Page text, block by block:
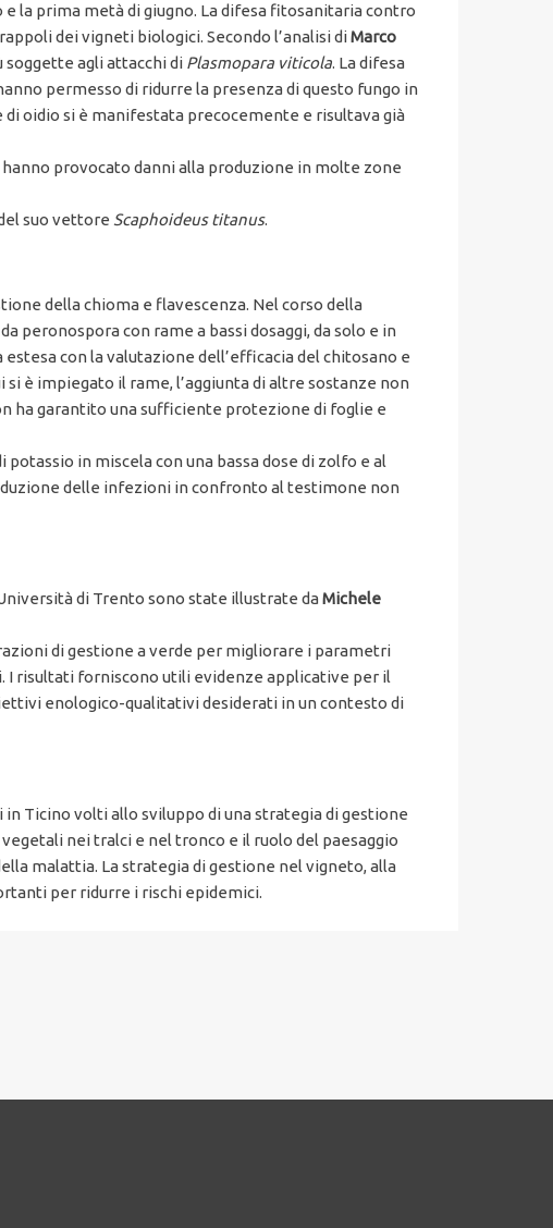
la prima metà di giugno. La difesa fitosanitaria contro
dei vigneti biologici. Secondo l’analisi diMarco
agli attacchi di Plasmopara viticola. La difesa
permesso di ridurre la presenza di questo fungo in
oidio si è manifestata precocemente e risultava già
provocato danni alla produzione in molte zone
suo vettore Scaphoideus titanus.
della chioma e flavescenza. Nel corso della
peronospora con rame a bassi dosaggi, da solo e in
con la valutazione dell’efficacia del chitosano e
è impiegato il rame, l’aggiunta di altre sostanze non
ha garantito una sufficiente protezione di foglie e
in miscela con una bassa dose di zolfo e al
delle infezioni in confronto al testimone non
di Trento sono state illustrate daMichele
di gestione a verde per migliorare i parametri
risultati forniscono utili evidenze applicative per il
enologico-qualitativi desiderati in un contesto di
Ticino volti allo sviluppo di una strategia di gestione
nei tralci e nel tronco e il ruolo del paesaggio
malattia. La strategia di gestione nel vigneto, alla
per ridurre i rischi epidemici.